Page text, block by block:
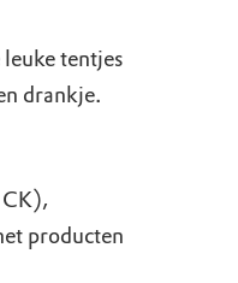
tentjes
drankje.
producten